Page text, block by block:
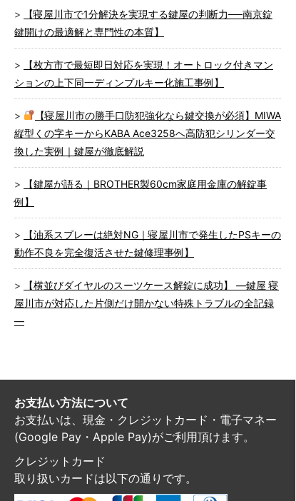
【寝屋川市で1分解決を実現する鍵屋の判断力──南京錠
鍵開けの最適解と専門性の本質】
【枚方市で最短即日対応を実現！オートロック付きマン
ションの上下同一ディンプルキー化施工事例】
【寝屋川市の勝手口防犯強化なら鍵交換が必須】MIWA
縦型くの字キーからKABA Ace3258へ高防犯シリンダー交
換した実例｜鍵屋が徹底解説
【鍵屋が語る｜BROTHER製60cm家庭用金庫の解錠事
例】
【油系スプレーは絶対NG｜寝屋川市で発生したPSキーの
動作不良を完全復活させた鍵修理事例】
【横並びダイヤルのスーツケース解錠に成功】 ―鍵屋 寝
屋川市が対応した片側だけ開かない特殊トラブルの全記録
―
お支払い方法について
お支払いは、現金・クレジットカード・電子マネー
(Google Pay・Apple Pay)がご利用頂けます。
クレジットカード
取り扱いカードは以下の通りです。